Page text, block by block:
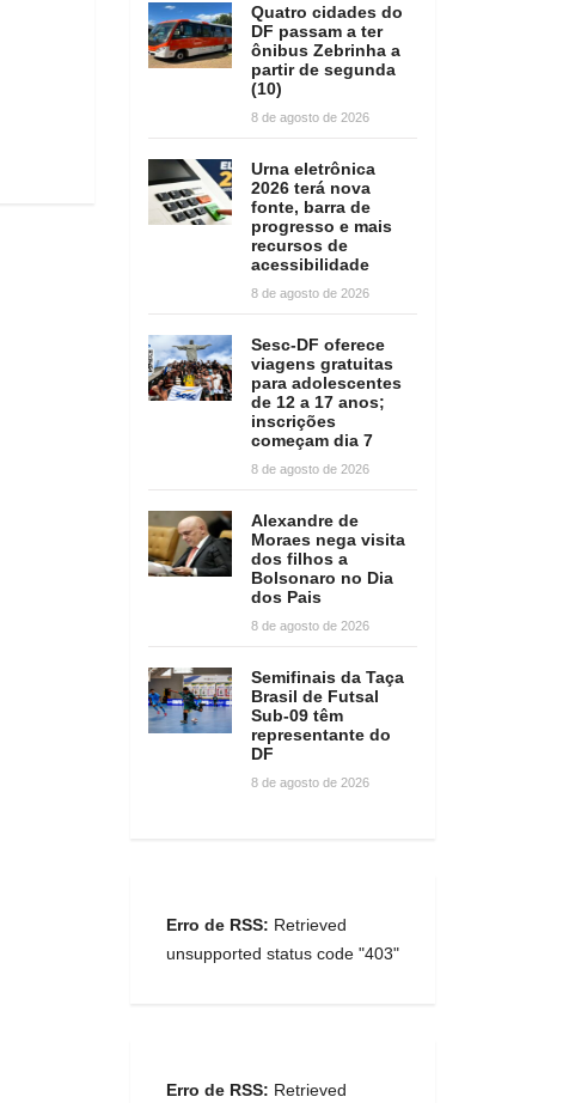
Quatro cidades do
DF passam a ter
ônibus Zebrinha a
partir de segunda
(10)
8 de agosto de 2026
Urna eletrônica
2026 terá nova
fonte, barra de
progresso e mais
recursos de
acessibilidade
8 de agosto de 2026
Sesc-DF oferece
viagens gratuitas
para adolescentes
de 12 a 17 anos;
inscrições
começam dia 7
8 de agosto de 2026
Alexandre de
Moraes nega visita
dos filhos a
Bolsonaro no Dia
dos Pais
8 de agosto de 2026
Semifinais da Taça
Brasil de Futsal
Sub-09 têm
representante do
DF
8 de agosto de 2026
Erro de RSS: Retrieved
unsupported status code "403"
Erro de RSS: Retrieved